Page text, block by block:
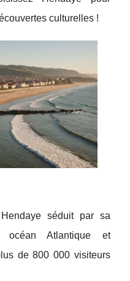
culturelles !
séduit par sa
océan Atlantique et
de 800 000 visiteurs